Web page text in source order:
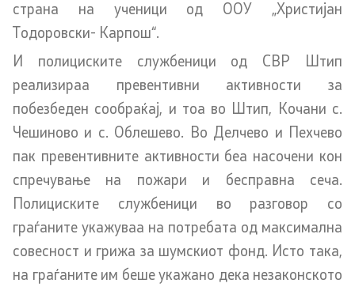
Организации
Услуги
Граѓански постапки
EXIM
Упатство и постапка за одделни права (барања) на
странците
страна на ученици од ООУ „Христијан
Тодоровски- Карпош“.
И полициските службеници од СВР Штип
реализираа превентивни активности за
побезбеден сообраќај, и тоа во Штип, Кочани с.
Чешиново и с. Облешево. Во Делчево и Пехчево
пак превентивните активности беа насочени кон
спречување на пожари и бесправна сеча.
Полициските службеници во разговор со
граѓаните укажуваа на потребата од максимална
совесност и грижа за шумскиот фонд. Исто така,
на граѓаните им беше укажано дека незаконското